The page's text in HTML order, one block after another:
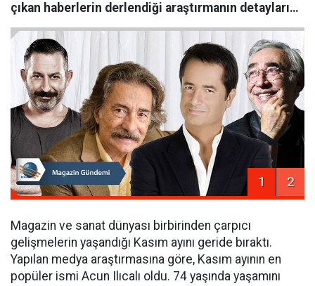
çıkan haberlerin derlendiği araştırmanın detayları…
1 2
Magazin ve sanat dünyası birbirinden çarpıcı
gelişmelerin yaşandığı Kasım ayını geride bıraktı.
Yapılan medya araştırmasına göre, Kasım ayının en
popüler ismi Acun Ilıcalı oldu. 74 yaşında yaşamını